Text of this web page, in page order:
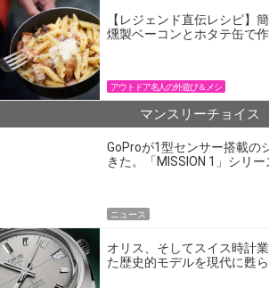
【レジェンド直伝レシピ】
燻製ベーコンとホタテ缶で
アウトドア名人の外遊び＆メシ
マンスリーチョイス
GoProが1型センサー搭載の
きた。「MISSION 1」シリ
ニュース
オリス、そしてスイス時計
た歴史的モデルを現代に甦